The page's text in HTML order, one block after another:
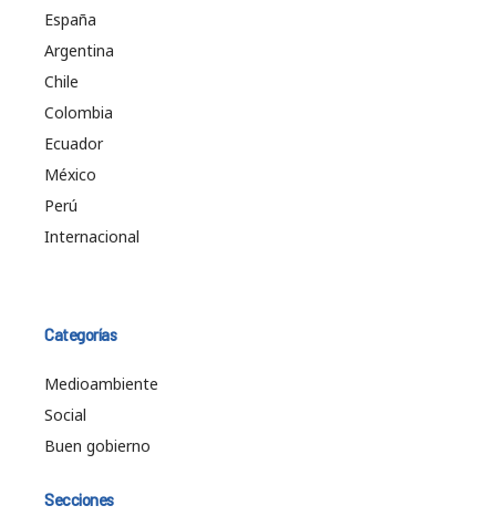
España
Argentina
Chile
Colombia
Ecuador
México
Perú
Internacional
Categorías
Medioambiente
Social
Buen gobierno
Secciones